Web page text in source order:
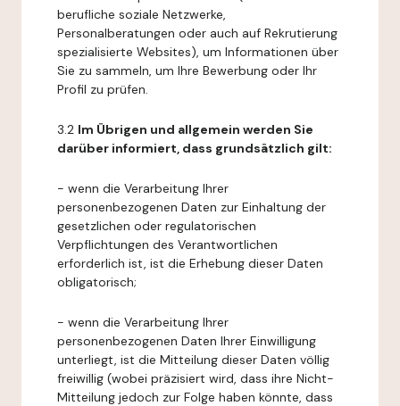
berufliche soziale Netzwerke,
Personalberatungen oder auch auf Rekrutierung
spezialisierte Websites), um Informationen über
Sie zu sammeln, um Ihre Bewerbung oder Ihr
Profil zu prüfen.
3.2 Im Übrigen und allgemein werden Sie
darüber informiert, dass grundsätzlich gilt:
- wenn die Verarbeitung Ihrer
personenbezogenen Daten zur Einhaltung der
gesetzlichen oder regulatorischen
Verpflichtungen des Verantwortlichen
erforderlich ist, ist die Erhebung dieser Daten
obligatorisch;
- wenn die Verarbeitung Ihrer
personenbezogenen Daten Ihrer Einwilligung
unterliegt, ist die Mitteilung dieser Daten völlig
freiwillig (wobei präzisiert wird, dass ihre Nicht-
Mitteilung jedoch zur Folge haben könnte, dass